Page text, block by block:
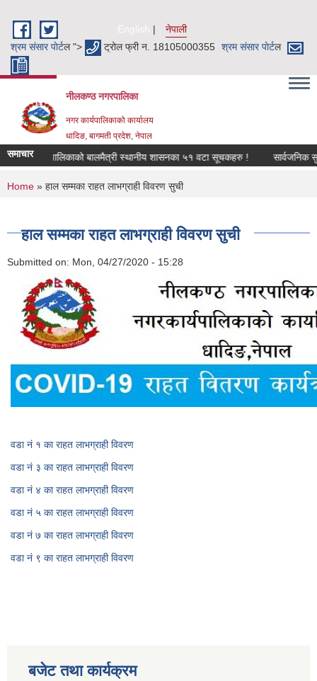
English
नेपाली
श्रम संसार पाेर्टल "> ट्रोल फ्री न. 18105000355 श्रम संसार पाेर्टल
नीलकण्ठ नगरपालिका
नगर कार्यपालिकाको कार्यालय
धादिङ, बागमती प्रदेश, नेपाल
समाचारनगरपालिकाको बालमैत्री स्थानीय शासनका ५१ वटा सूचकहरु ! सार्वजनिक
You are here
Home » हाल सम्मका राहत लाभग्राही विवरण सुची
हाल सम्मका राहत लाभग्राही विवरण सुची
Submitted on: Mon, 04/27/2020 - 15:28
वडा नं १ का राहत लाभग्राही विवरण
वडा नं ३ का राहत लाभग्राही विवरण
वडा नं ४ का राहत लाभग्राही विवरण
वडा नं ५ का राहत लाभग्राही विवरण
वडा नं ७ का राहत लाभग्राही विवरण
वडा नं ९ का राहत लाभग्राही विवरण
बजेट तथा कार्यक्रम